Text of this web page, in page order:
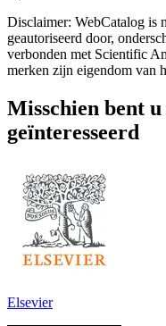
Disclaimer: WebCatalog is
geautoriseerd door,
verbonden met Scientific
merken zijn eigendom van
Misschien bent
geïnteresseerd
Elsevier